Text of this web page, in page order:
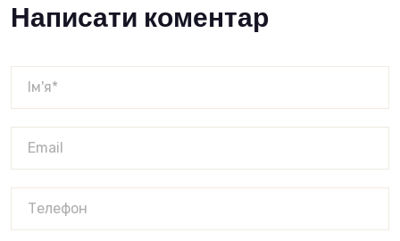
Написати коментар